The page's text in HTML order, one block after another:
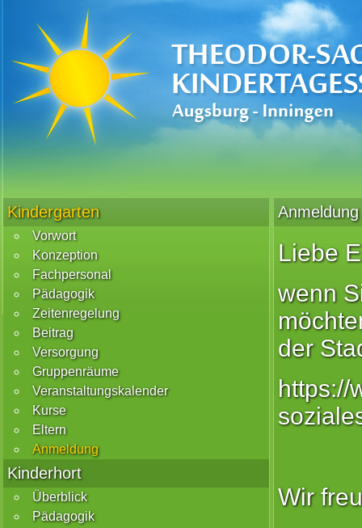
Kindergarten
Vorwort
Konzeption
Fachpersonal
Pädagogik
Zeitenregelung
Beitrag
Versorgung
Gruppenräume
Veranstaltungskalender
Kurse
Eltern
Anmeldung
Kinderhort
Überblick
Pädagogik
Anmeldung
Liebe
wenn
der
https://
Wir